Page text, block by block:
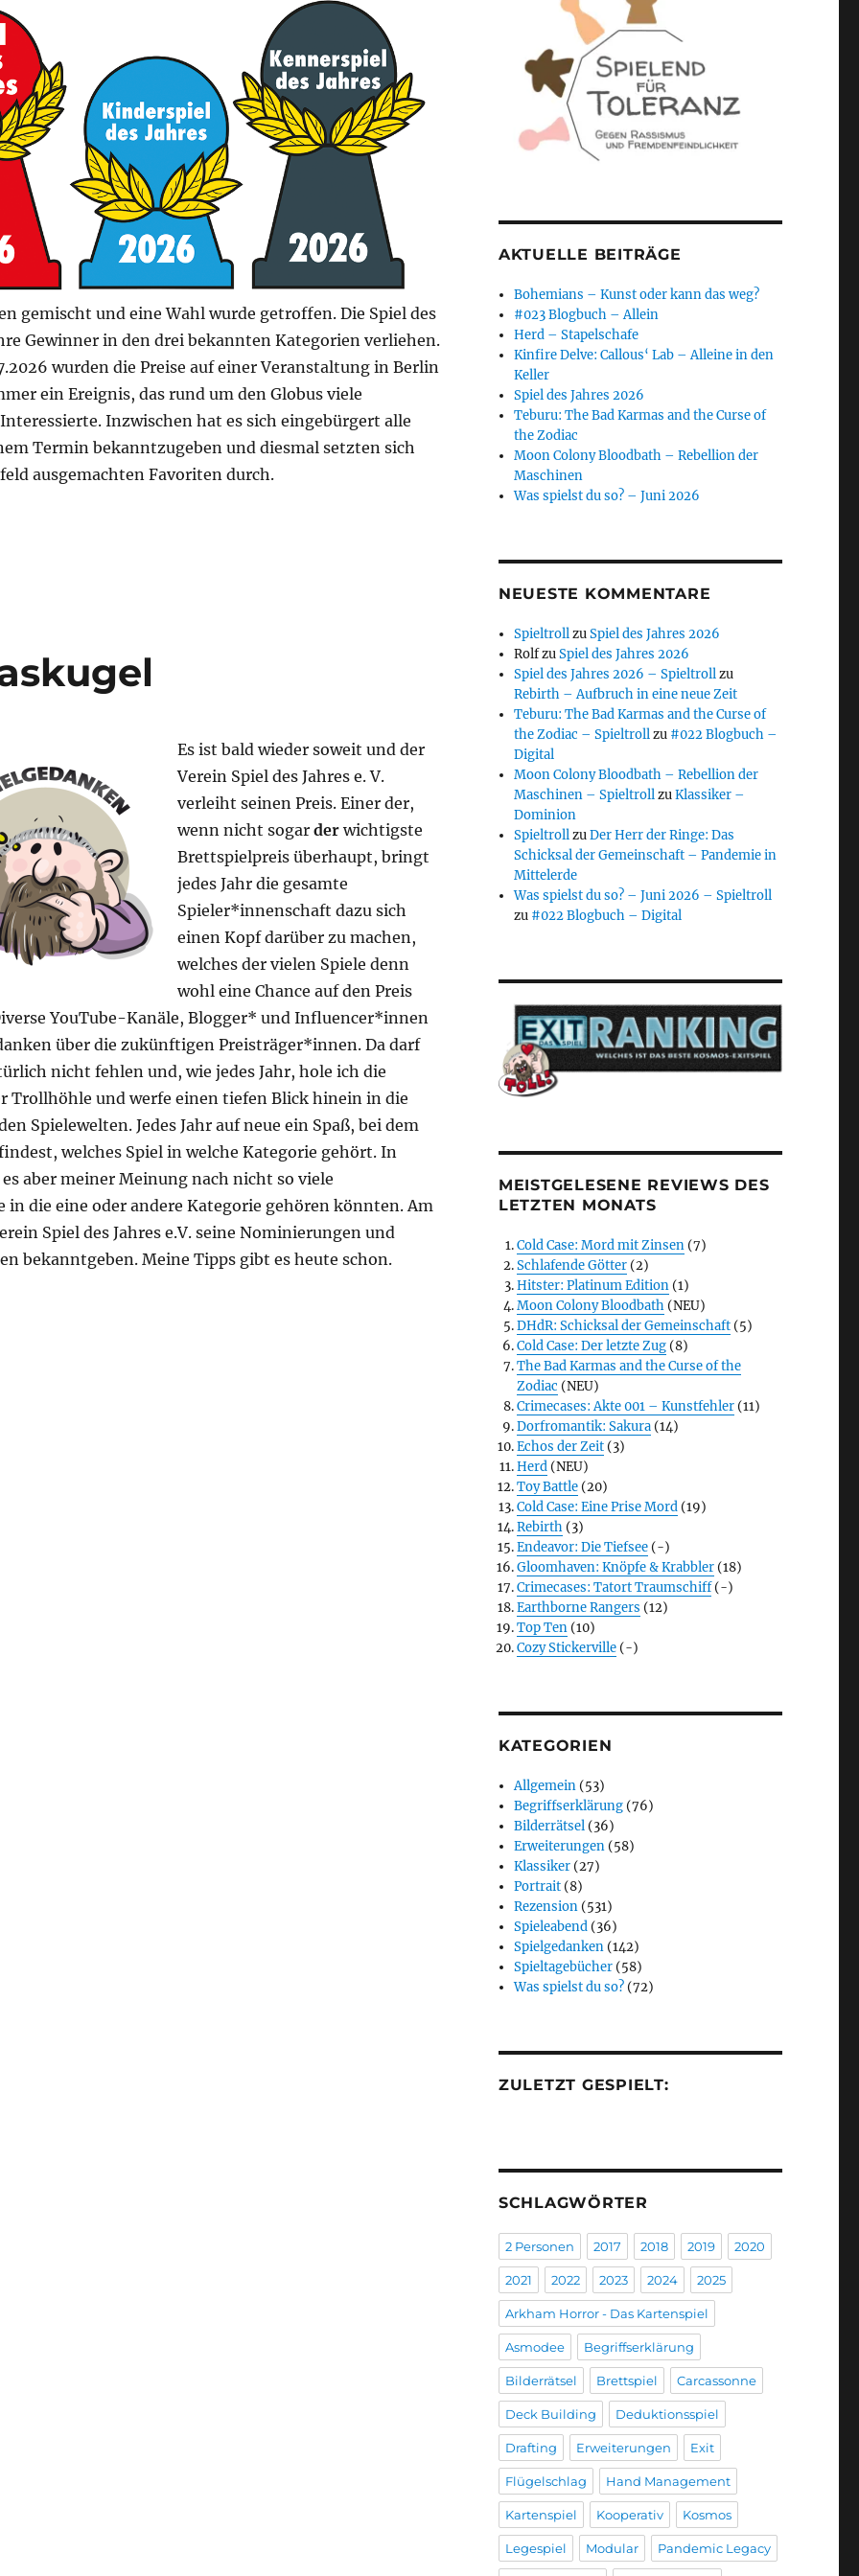
gemischt und eine Wahl wurde getroffen. Die Spiel des
Gewinner in den drei bekannten Kategorien verliehen.
wurden die Preise auf einer Veranstaltung in Berlin
ein Ereignis, das rund um den Globus viele
Inzwischen hat es sich eingebürgert alle
Termin bekanntzugeben und diesmal setzten sich
ausgemachten Favoriten durch.
Es ist bald wieder soweit und der
Verein Spiel des Jahres e. V.
verleiht seinen Preis. Einer der,
wenn nicht sogar derwichtigste
Brettspielpreis überhaupt, bringt
jedes Jahr die gesamte
Spieler*innenschaft dazu sich
einen Kopf darüber zu machen,
welches der vielen Spiele denn
wohl eine Chance auf den Preis
YouTube-Kanäle, Blogger* und Influencer*innen
über die zukünftigen Preisträger*innen. Da darf
nicht fehlen und, wie jedes Jahr, hole ich die
Trollhöhle und werfe einen tiefen Blick hinein in die
Spielewelten. Jedes Jahr auf neue ein Spaß, bei dem
welches Spiel in welche Kategorie gehört. In
aber meiner Meinung nach nicht so viele
in die eine oder andere Kategorie gehören könnten. Am
Spiel des Jahres e.V. seine Nominierungen und
bekanntgeben. Meine Tipps gibt es heute schon.
AKTUELLE BEITRÄGE
Bohemians – Kunst oder kann das weg?
#023 Blogbuch – Allein
Herd – Stapelschafe
Kinfire Delve: Callous‘ Lab – Alleine in den
Keller
Spiel des Jahres 2026
Teburu: The Bad Karmas and the Curse of
the Zodiac
Moon Colony Bloodbath – Rebellion der
Maschinen
Was spielst du so? – Juni 2026
NEUESTE KOMMENTARE
SpieltrollzuSpiel des Jahres 2026
RolfzuSpiel des Jahres 2026
Spiel des Jahres 2026 – Spieltrollzu
Rebirth – Aufbruch in eine neue Zeit
Teburu: The Bad Karmas and the Curse of
the Zodiac – Spieltrollzu #022 Blogbuch –
Digital
Moon Colony Bloodbath – Rebellion der
Maschinen – SpieltrollzuKlassiker –
Dominion
SpieltrollzuDer Herr der Ringe: Das
Schicksal der Gemeinschaft – Pandemie in
Mittelerde
Was spielst du so? – Juni 2026 – Spieltroll
zu #022 Blogbuch – Digital
MEISTGELESENE REVIEWS DES
LETZTEN MONATS
Cold Case: Mord mit Zinsen (7)
Schlafende Götter (2)
Hitster: Platinum Edition (1)
Moon Colony Bloodbath (NEU)
DHdR: Schicksal der Gemeinschaft (5)
Cold Case: Der letzte Zug (8)
The Bad Karmas and the Curse of the
Zodiac (NEU)
Crimecases: Akte 001 – Kunstfehler (11)
Dorfromantik: Sakura (14)
Echos der Zeit (3)
Herd (NEU)
Toy Battle (20)
Cold Case: Eine Prise Mord (19)
Rebirth (3)
Endeavor: Die Tiefsee (-)
Gloomhaven: Knöpfe & Krabbler (18)
Crimecases: Tatort Traumschiff(-)
Earthborne Rangers (12)
Top Ten (10)
Cozy Stickerville (-)
KATEGORIEN
Allgemein (53)
Begriffserklärung (76)
Bilderrätsel (36)
Erweiterungen (58)
Klassiker (27)
Portrait (8)
Rezension (531)
Spieleabend (36)
Spielgedanken (142)
Spieltagebücher (58)
Was spielst du so? (72)
ZULETZT GESPIELT:
SCHLAGWÖRTER
2 Personen 2017 2018 2019 2020
2021 2022 2023 2024 2025
Arkham Horror - Das Kartenspiel
Asmodee Begriffserklärung
Bilderrätsel Brettspiel Carcassonne
Deck Building Deduktionsspiel
Drafting Erweiterungen Exit
Flügelschlag Hand Management
Kartenspiel Kooperativ Kosmos
Legespiel Modular Pandemic Legacy